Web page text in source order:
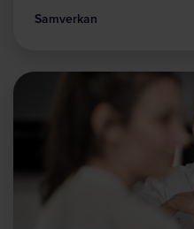
Samverkan